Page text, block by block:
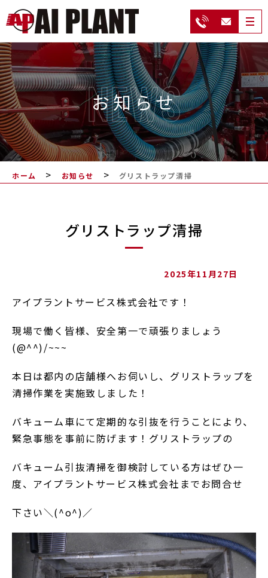
お知らせ
NEWS
ホーム > お知らせ > グリストラップ清掃
グリストラップ清掃
2025年11月27日
アイプラントサービス株式会社です！
現場で働く皆様、安全第一で頑張りましょう
(@^^)/~~~
本日は都内の店舗様へお伺いし、グリストラップを
清掃作業を実施致しました！
バキューム車にて定期的な引抜を行うことにより、
緊急事態を事前に防げます！グリストラップの
バキューム引抜清掃を御検討している方はぜひ一
度、アイプラントサービス株式会社までお問合せ
下さい＼(^o^)／